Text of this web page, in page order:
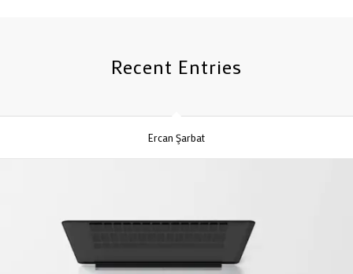
Recent Entries
Ercan Şarbat